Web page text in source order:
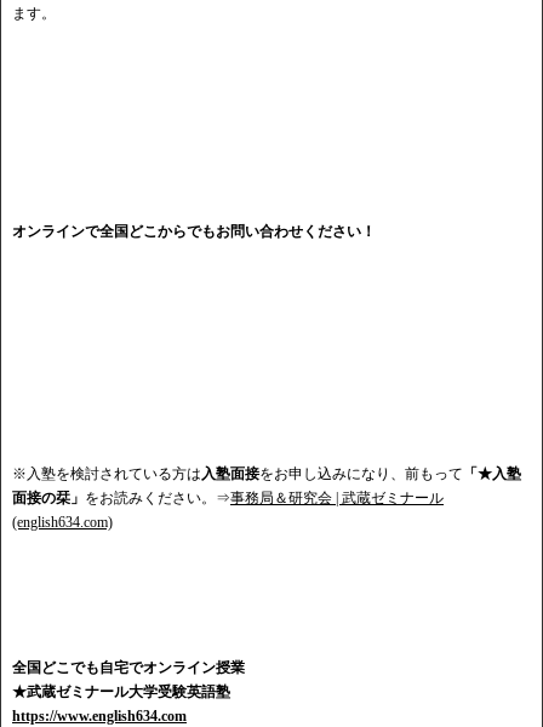
ます。
オンラインで全国どこからでもお問い合わせください！
※入塾を検討されている方は入塾面接をお申し込みになり、前もって 「★入塾
面接の栞」 をお読みください。⇒事務局＆研究会 | 武蔵ゼミナール
(english634.com)
全国どこでも自宅でオンライン授業
★武蔵ゼミナール大学受験英語塾
https://www.english634.com